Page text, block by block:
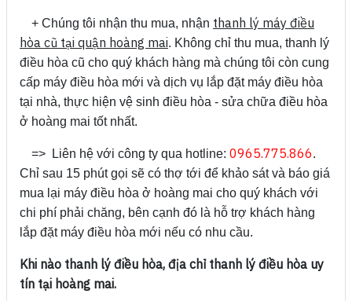
+ Chúng tôi nhận thu mua, nhận thanh lý máy điều
hòa cũ tại quận hoàng mai. Không chỉ thu mua, thanh lý
điều hòa cũ cho quý khách hàng mà chúng tôi còn cung
cấp máy điều hòa mới và dịch vụ lắp đặt máy điều hòa
tại nhà, thực hiện vệ sinh điều hòa - sửa chữa điều hòa
ở hoàng mai tốt nhất.
=> Liên hệ với công ty qua hotline: 0965.775.866.
Chỉ sau 15 phút gọi sẽ có thợ tới để khảo sát và báo giá
mua lại máy điều hòa ở hoàng mai cho quý khách với
chi phí phải chăng, bên cạnh đó là hỗ trợ khách hàng
lắp đặt máy điều hòa mới nếu có nhu cầu.
Khi nào thanh lý điều hòa, địa chỉ thanh lý điều hòa uy
tín tại hoàng mai.